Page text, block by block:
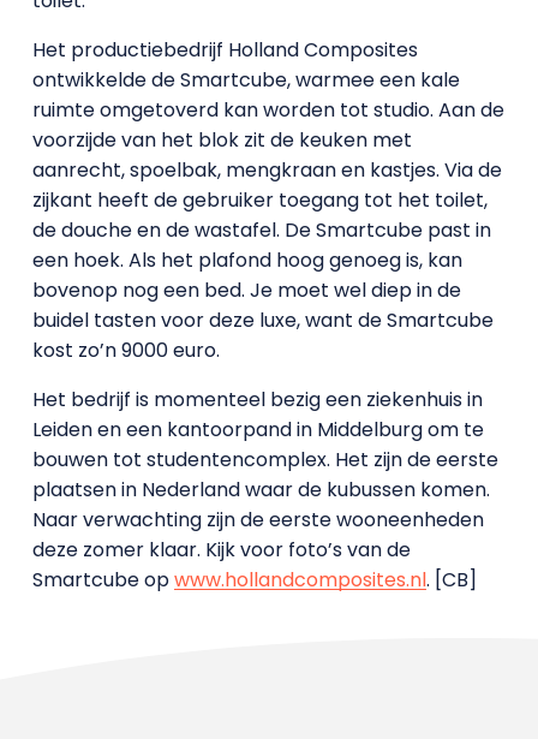
Het productiebedrijf Holland Composites
ontwikkelde de Smartcube, warmee een kale
ruimte omgetoverd kan worden tot studio. Aan de
voorzijde van het blok zit de keuken met
aanrecht, spoelbak, mengkraan en kastjes. Via de
zijkant heeft de gebruiker toegang tot het toilet,
de douche en de wastafel. De Smartcube past in
een hoek. Als het plafond hoog genoeg is, kan
bovenop nog een bed. Je moet wel diep in de
buidel tasten voor deze luxe, want de Smartcube
kost zo’n 9000 euro.
Het bedrijf is momenteel bezig een ziekenhuis in
Leiden en een kantoorpand in Middelburg om te
bouwen tot studentencomplex. Het zijn de eerste
plaatsen in Nederland waar de kubussen komen.
Naar verwachting zijn de eerste wooneenheden
deze zomer klaar. Kijk voor foto’s van de
Smartcube opwww.hollandcomposites.nl. [CB]